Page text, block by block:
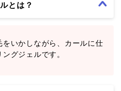
とは？
をいかしながら、カールに仕
グジェルです。